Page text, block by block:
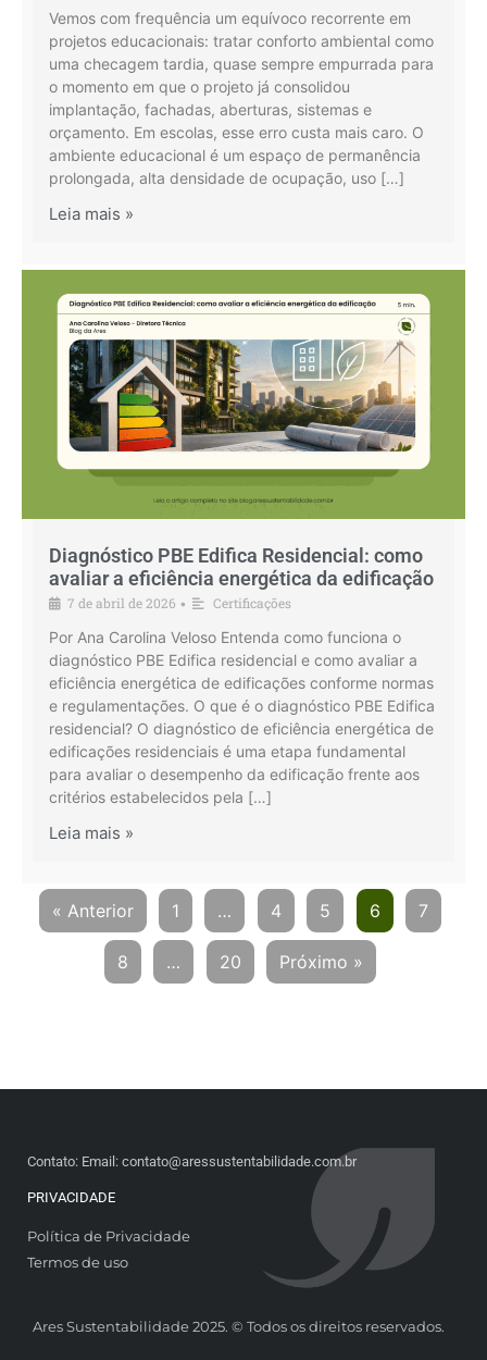
Vemos com frequência um equívoco recorrente em
projetos educacionais: tratar conforto ambiental como
uma checagem tardia, quase sempre empurrada para
o momento em que o projeto já consolidou
implantação, fachadas, aberturas, sistemas e
orçamento. Em escolas, esse erro custa mais caro. O
ambiente educacional é um espaço de permanência
prolongada, alta densidade de ocupação, uso […]
Leia mais »
Diagnóstico PBE Edifica Residencial: como
avaliar a eficiência energética da edificação
7 de abril de 2026 • Certificações
Por Ana Carolina Veloso Entenda como funciona o
diagnóstico PBE Edifica residencial e como avaliar a
eficiência energética de edificações conforme normas
e regulamentações. O que é o diagnóstico PBE Edifica
residencial? O diagnóstico de eficiência energética de
edificações residenciais é uma etapa fundamental
para avaliar o desempenho da edificação frente aos
critérios estabelecidos pela […]
Leia mais »
« Anterior 1 … 4 5 6 7
8 … 20 Próximo »
Contato: Email: contato@aressustentabilidade.com.br
PRIVACIDADE
Política de Privacidade
Termos de uso
Ares Sustentabilidade 2025. © Todos os direitos reservados.